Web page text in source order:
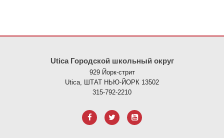
Utica Городской школьный округ
929 Йорк-стрит
Utica, ШТАТ НЬЮ-ЙОРК 13502
315-792-2210